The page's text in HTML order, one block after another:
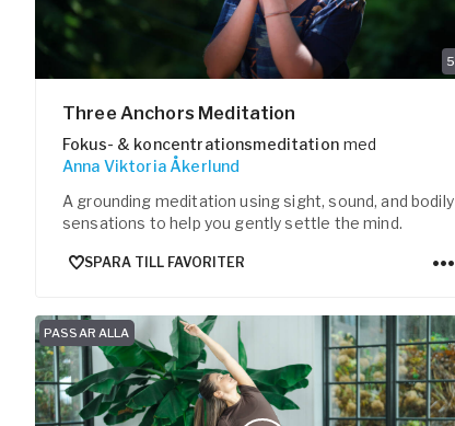
5
Three Anchors Meditation
Fokus- & koncentrationsmeditation med
Anna Viktoria Åkerlund
A grounding meditation using sight, sound, and bodily
sensations to help you gently settle the mind.
SPARA TILL FAVORITER
PASSAR ALLA